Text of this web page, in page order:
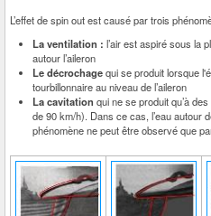
L’effet de spin out est causé par trois
La ventilation : l’air est aspiré sous la
autour l’aileron
Le décrochagequi se produit lorsque
tourbillonnaire au niveau de l’aileron
La cavitation qui ne se produit qu’à
de 90 km/h). Dans ce cas, l’eau autour
phénomène ne peut être observé que